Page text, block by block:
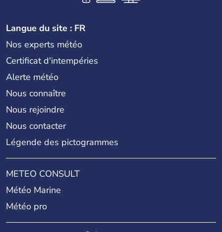
Langue du site : FR
Nos experts météo
Certificat d'intempéries
Alerte météo
Nous connaître
Nous rejoindre
Nous contacter
Légende des pictogrammes
METEO CONSULT
Météo Marine
Météo pro